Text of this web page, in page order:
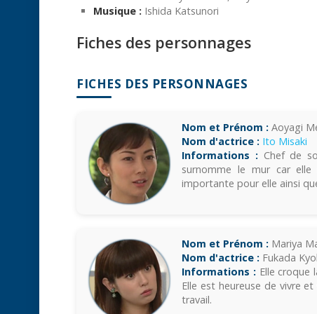
Musique : Ishida Katsunori
Fiches des personnages
FICHES DES PERSONNAGES
Nom et Prénom : Aoyagi
Nom d'actrice : Ito Misaki
Informations :Chef de
surnomme le mur car
importante pour elle ainsi
Nom et Prénom : Mariya
Nom d'actrice : Fukada
Informations :Elle croque
Elle est heureuse de vivre
travail.